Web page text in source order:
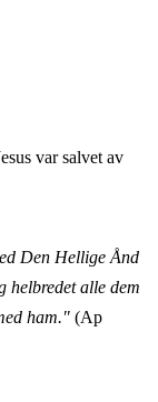
var salvet av
Den Hellige Ånd
helbredet alle dem
ham." (Ap